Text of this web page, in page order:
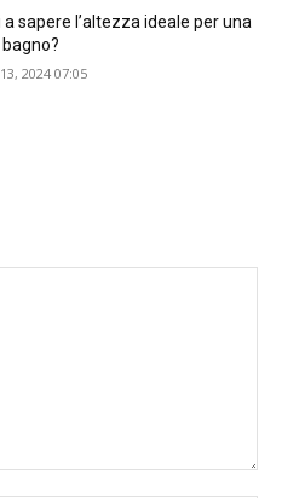
sapere l’altezza ideale per una
2024 07:05